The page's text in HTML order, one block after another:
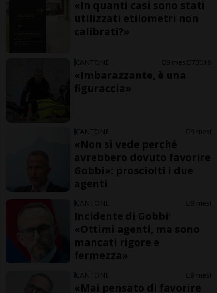
«In quanti casi sono stati
utilizzati etilometri non
calibrati?»
CANTONE 9 mesi 73 18
«Imbarazzante, è una
figuraccia»
CANTONE 9 mesi
«Non si vede perché
avrebbero dovuto favorire
Gobbi»: prosciolti i due
agenti
CANTONE 9 mesi
Incidente di Gobbi:
«Ottimi agenti, ma sono
mancati rigore e
fermezza»
CANTONE 9 mesi
«Mai pensato di favorire